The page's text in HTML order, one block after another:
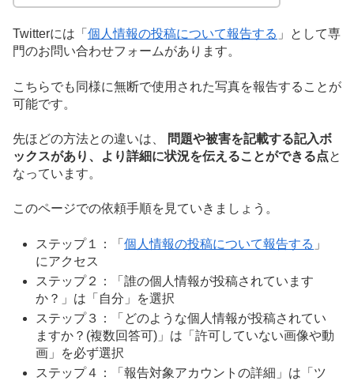
Twitterには「 個人情報の投稿について報告する 」として専
門のお問い合わせフォームがあります。
こちらでも同様に無断で使用された写真を報告することが
可能です。
先ほどの方法との違いは、
問題や被害を記載する記入ボ
ックスがあり、より詳細に状況を伝えることができる点と
なっています。
このページでの依頼手順を見ていきましょう。
ステップ１：「個人情報の投稿について報告する 」
にアクセス
ステップ２：「誰の個人情報が投稿されています
か？」は「自分」を選択
ステップ３：「どのような個人情報が投稿されてい
ますか？(複数回答可)」は「許可していない画像や動
画」を必ず選択
ステップ４：「報告対象アカウントの詳細」は「ツ